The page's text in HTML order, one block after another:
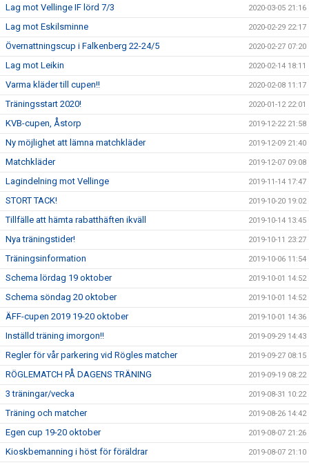
Lag mot Vellinge IF lörd 7/3 2020-03-05 21:16
Lag mot Eskilsminne 2020-02-29 22:17
Övernattningscup i Falkenberg 22-24/5 2020-02-27 07:20
Lag mot Leikin 2020-02-14 18:11
Varma kläder till cupen!! 2020-02-08 11:17
Träningsstart 2020! 2020-01-12 22:01
KVB-cupen, Åstorp 2019-12-22 21:58
Ny möjlighet att lämna matchkläder 2019-12-09 21:40
Matchkläder 2019-12-07 09:08
Lagindelning mot Vellinge 2019-11-14 17:47
STORT TACK! 2019-10-20 19:02
Tillfälle att hämta rabatthäften ikväll 2019-10-14 13:45
Nya träningstider! 2019-10-11 23:27
Träningsinformation 2019-10-06 11:54
Schema lördag 19 oktober 2019-10-01 14:52
Schema söndag 20 oktober 2019-10-01 14:52
ÄFF-cupen 2019 19-20 oktober 2019-10-01 14:36
Inställd träning imorgon!! 2019-09-29 14:43
Regler för vår parkering vid Rögles matcher 2019-09-27 08:15
RÖGLEMATCH PÅ DAGENS TRÄNING 2019-09-19 08:22
3 träningar/vecka 2019-08-31 10:22
Träning och matcher 2019-08-26 14:42
Egen cup 19-20 oktober 2019-08-07 21:26
Kioskbemanning i höst för föräldrar 2019-08-07 21:10